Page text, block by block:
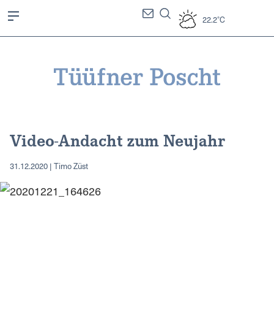
22.2°C
Video-Andacht zum Neujahr
31.12.2020 | Timo Züst